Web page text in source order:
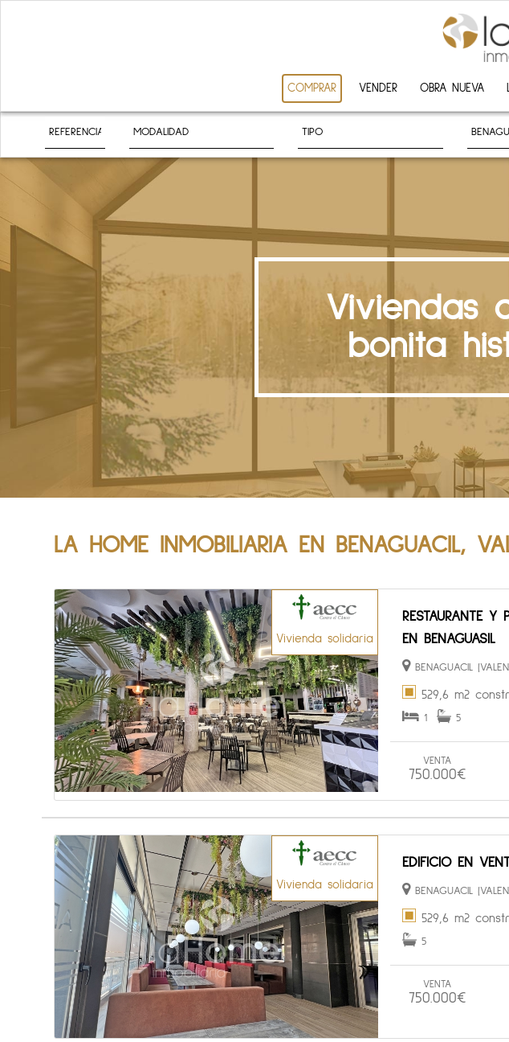
COMPRAR VENDER OBRA NUEVA
Viviendas
bonita
LA HOME INMOBILIARIA EN BENAGUACIL,
Vivienda solidaria
RESTAURANTE
EN BENAGUASIL
BENAGUACIL
529,6 m2
1 5
VENTA
750.000€
Vivienda solidaria
EDIFICIO EN
BENAGUACIL
529,6 m2
5
VENTA
750.000€